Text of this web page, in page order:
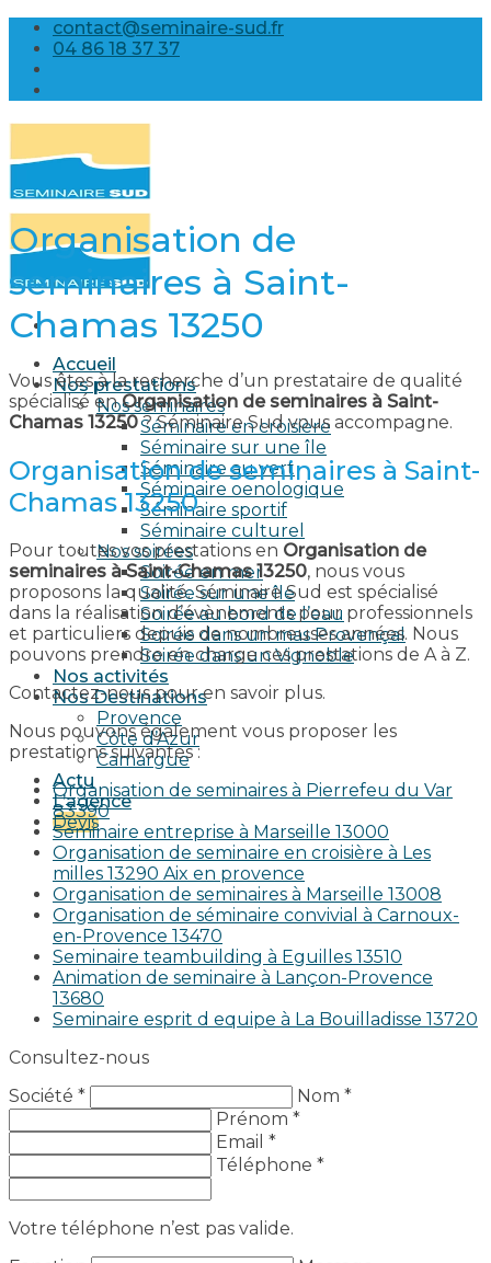
Skip
content
contact@seminaire-sud.fr
04 86 18 37 37
Accueil
Nos prestations
Nos séminaires
Séminaire en croisière
Séminaire sur une île
Séminaire au vert
Séminaire oenologique
Séminaire sportif
Séminaire culturel
Nos soirées
Soirée en mer
Soirée sur une île
Soirée au bord de l’eau
Soirée dans un mas Provençal
Soirée dans un Vignoble
Nos activités
Nos Destinations
Provence
Côte d’Azur
Camargue
Actu
L’agence
Devis
Organisation de
seminaires à Saint-
Chamas 13250
Vous êtes à la recherche d’un prestataire de qualité
spécialisé enOrganisation de seminaires à Saint-
Chamas 13250? Séminaire Sud vous accompagne.
Organisation de seminaires à Saint-
Chamas 13250
Pour toutes vos prestations en Organisation de
seminaires à Saint-Chamas 13250, nous vous
proposons la qualité. Séminaire Sud est spécialisé
dans la réalisation d’évènements pour professionnels
et particuliers depuis de nombreuses années. Nous
pouvons prendre en charge ces prestations de A à Z.
Contactez-nous pour en savoir plus.
Nous pouvons également vous proposer les
prestations suivantes :
Organisation de seminaires à Pierrefeu du Var
83390
Seminaire entreprise à Marseille 13000
Organisation de seminaire en croisière à Les
milles 13290 Aix en provence​
Organisation de seminaires à Marseille 13008
Organisation de séminaire convivial à Carnoux-
en-Provence 13470
Seminaire teambuilding à Eguilles 13510
Animation de seminaire à Lançon-Provence
13680
Seminaire esprit d equipe à La Bouilladisse 13720
Consultez-nous
Société *
Nom *
Prénom *
Email *
Téléphone *
Votre téléphone n’est pas valide.